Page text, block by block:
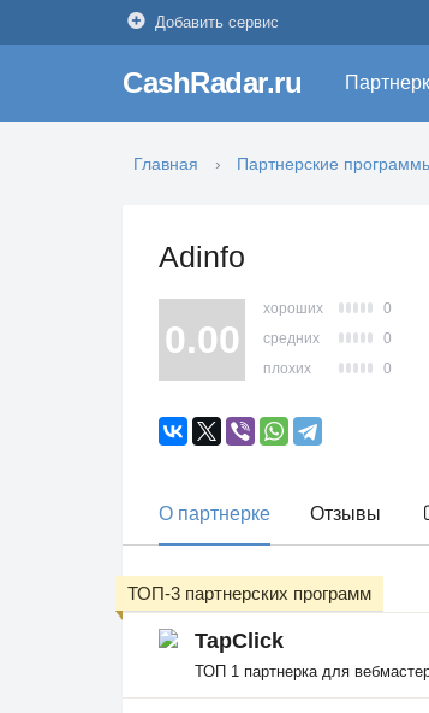
Добавить сервис
CashRadar.ru
Главная Партнерские
Adinfo
0.00
хороших
0
средних
0
плохих
0
О партнерке Отзывы
TapClick
ТОП 1 партнерка для
ТОП-3 партнерских программ